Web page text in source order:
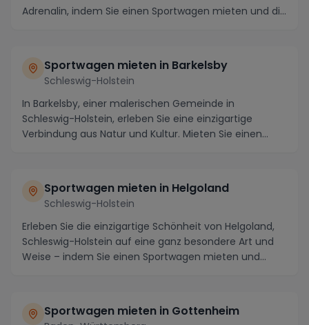
Adrenalin, indem Sie einen Sportwagen mieten und die
Sportwagen mieten in Barkelsby
Schleswig-Holstein
In Barkelsby, einer malerischen Gemeinde in
Schleswig-Holstein, erleben Sie eine einzigartige
Verbindung aus Natur und Kultur. Mieten Sie einen
Sportwagen mieten in Helgoland
Schleswig-Holstein
Erleben Sie die einzigartige Schönheit von Helgoland,
Schleswig-Holstein auf eine ganz besondere Art und
Weise – indem Sie einen Sportwagen mieten und...
Sportwagen mieten in Gottenheim